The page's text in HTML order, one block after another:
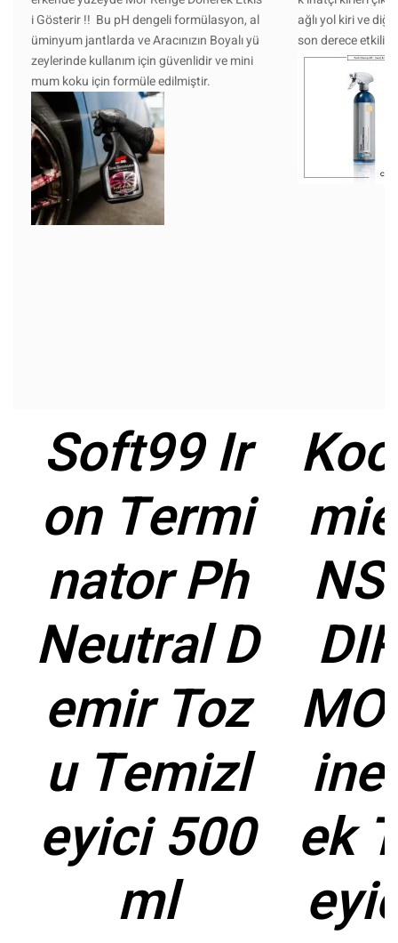
i Gösterir !! Bu pH dengeli formülasyon, al
üminyum jantlarda ve Aracınızın Boyalı yü
zeylerinde kullanım için güvenlidir ve mini
mum koku için formüle edilmiştir.
ağlı yol kiri ve
son derece
Soft99 Ir
on Termi
nator Ph
Neutral D
emir Toz
u Temizl
eyici 500
ml
ek